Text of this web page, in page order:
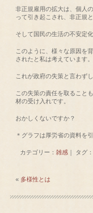
非正規雇用の拡大は、個人
って引き起こされ、非正規
そして国民の生活の不安定
このように、様々な原因を
されたと私は考えています。
これが政府の失策と言わず
この失策の責任を取ること
材の受け入れです。
おかしくないですか？
＊グラフは厚労省の資料を
カテゴリー： 雑感｜ タグ：
« 多様性とは